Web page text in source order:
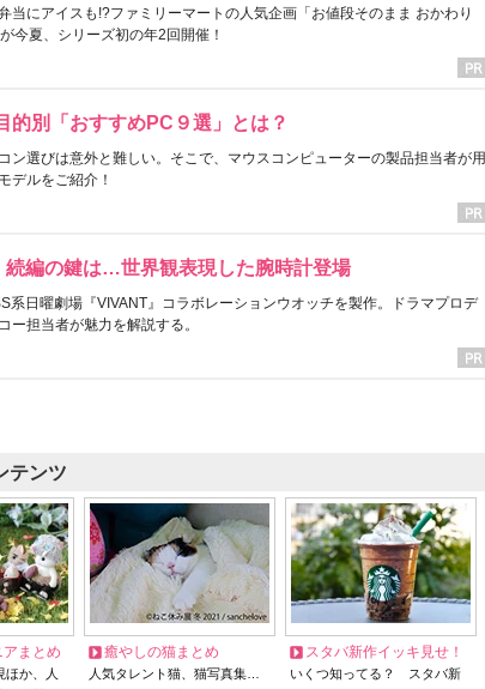
当にアイスも!?ファミリーマートの人気企画「お値段そのまま おかわり
今夏、シリーズ初の年2回開催！
的別「おすすめPC９選」とは？
ン選びは意外と難しい。そこで、マウスコンピューターの製品担当者が用
デルをご紹介！
続編の鍵は…世界観表現した腕時計登場
系日曜劇場『VIVANT』コラボレーションウオッチを製作。ドラマプロデ
ー担当者が魅力を解説する。
テンツ
まとめ
ほか、人
癒やしの猫まとめ
人気タレント猫、猫写真集…
スタバ新作イッキ見せ！
いくつ知ってる？ スタバ新